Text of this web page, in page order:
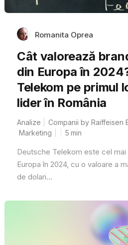
Romanita Oprea
Cât valorează
din Europa în
Telekom pe primul
lider în România
Analize Companii by Raiffeisen
Marketing
5 min
Deutsche Telekom este cel mai
Europa în 2024, cu o valoare a
de dolari...